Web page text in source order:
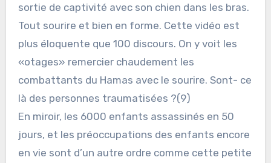
sortie de captivité avec son chien dans les bras.
Tout sourire et bien en forme. Cette vidéo est
plus éloquente que 100 discours. On y voit les
«otages» remercier chaudement les
combattants du Hamas avec le sourire. Sont- ce
là des personnes traumatisées ?(9)
En miroir, les 6000 enfants assassinés en 50
jours, et les préoccupations des enfants encore
en vie sont d’un autre ordre comme cette petite